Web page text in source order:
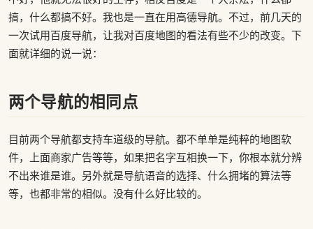
搞，什么都搞不好。我也是一直在用高德导航。不过，前几天的
一次试用百度导航，让我对百度地图的看法有些不少的改变。下
面就详细的说一说：
两个导航的相同点
目前两个导航都支持车道级的导航。都不单单是纯粹的地图软
件，上面商家广告等等，如果把名字互相换一下，你根本就分辨
不出来谁是谁。另外就是导航语音的选择、什么拥堵的算法等
等，也都非常的相似。没有什么好比较的。